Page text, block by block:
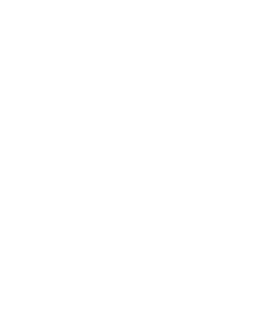
정보(항공편 번호, 호텔 이름)를 제공하세요. 운전기사가 허용된 대